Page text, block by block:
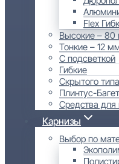
Flex
Высокие –
Тонкие – 12
С подсветкой
Гибкие
Скрытого типа
Плинтус-Багет
Средства
Карнизы
Выбор по